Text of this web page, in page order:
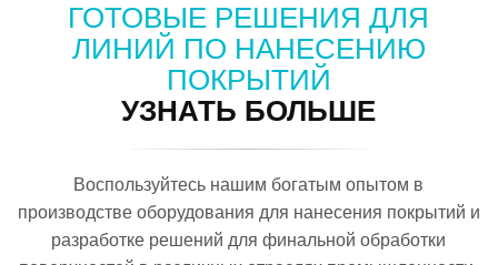
ГОТОВЫЕ РЕШЕНИЯ ДЛЯ
ЛИНИЙ ПО НАНЕСЕНИЮ
ПОКРЫТИЙ
УЗНАТЬ БОЛЬШЕ
Воспользуйтесь нашим богатым опытом в
производстве оборудования для нанесения покрытий и
разработке решений для финальной обработки